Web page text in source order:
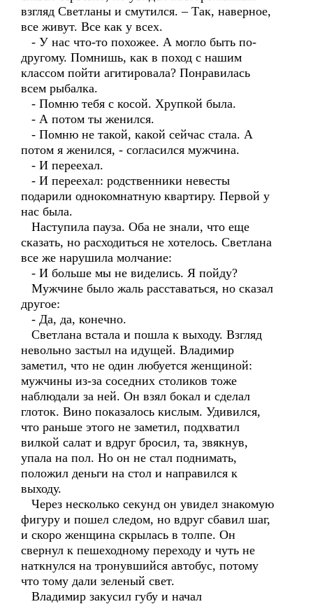
взгляд Светланы и смутился. – Так, наверное,
все живут. Все как у всех.
- У нас что-то похожее. А могло быть по-
другому. Помнишь, как в поход с нашим
классом пойти агитировала? Понравилась
всем рыбалка.
- Помню тебя с косой. Хрупкой была.
- А потом ты женился.
- Помню не такой, какой сейчас стала. А
потом я женился, - согласился мужчина.
- И переехал.
- И переехал: родственники невесты
подарили однокомнатную квартиру. Первой у
нас была.
Наступила пауза. Оба не знали, что еще
сказать, но расходиться не хотелось. Светлана
все же нарушила молчание:
- И больше мы не виделись. Я пойду?
Мужчине было жаль расставаться, но сказал
другое:
- Да, да, конечно.
Светлана встала и пошла к выходу. Взгляд
невольно застыл на идущей. Владимир
заметил, что не один любуется женщиной:
мужчины из-за соседних столиков тоже
наблюдали за ней. Он взял бокал и сделал
глоток. Вино показалось кислым. Удивился,
что раньше этого не заметил, подхватил
вилкой салат и вдруг бросил, та, звякнув,
упала на пол. Но он не стал поднимать,
положил деньги на стол и направился к
выходу.
Через несколько секунд он увидел знакомую
фигуру и пошел следом, но вдруг сбавил шаг,
и скоро женщина скрылась в толпе. Он
свернул к пешеходному переходу и чуть не
наткнулся на тронувшийся автобус, потому
что тому дали зеленый свет.
Владимир закусил губу и начал